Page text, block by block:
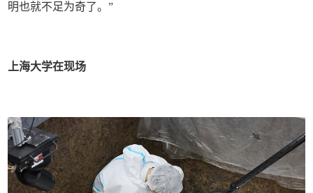
明也就不足为奇了。”
上海大学在现场